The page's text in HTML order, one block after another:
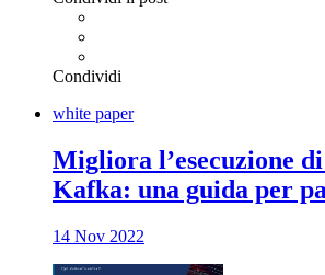
Condividi
white paper
Migliora l’esecuzione
Kafka: una guida per
14 Nov 2022